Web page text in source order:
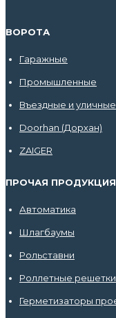
ВОРОТА
Гаражные
Промышленные
Въездные и уличные
Doorhan (Дорхан)
ZAIGER
ПРОЧАЯ ПРОДУКЦИЯ
Автоматика
Шлагбаумы
Рольставни
Роллетные решетки
Герметизаторы